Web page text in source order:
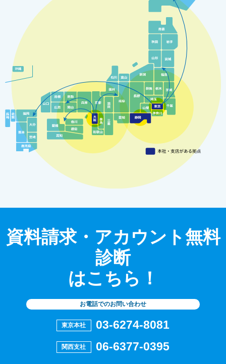
資料請求・アカウント無料
診断
はこちら！
お電話でのお問い合わせ
東京本社 03-6274-8081
関西支社 06-6377-0395